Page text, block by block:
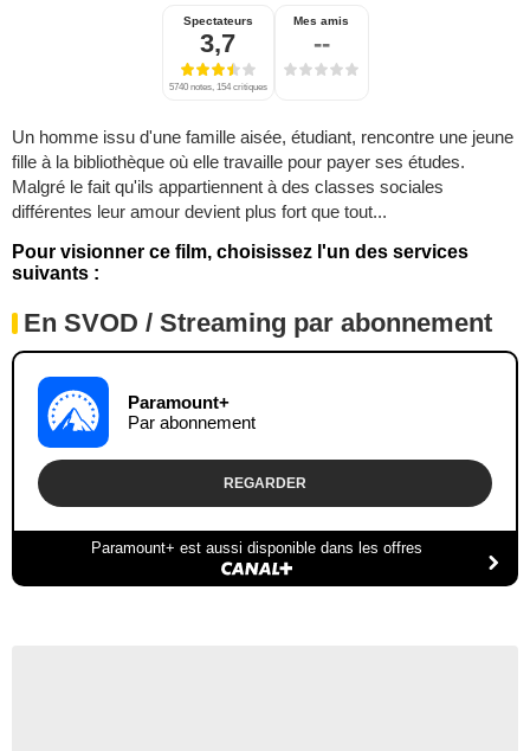
Spectateurs
3,7
5740 notes, 154 critiques
Mes amis
--
Un homme issu d'une famille aisée, étudiant, rencontre une jeune
fille à la bibliothèque où elle travaille pour payer ses études.
Malgré le fait qu'ils appartiennent à des classes sociales
différentes leur amour devient plus fort que tout...
Pour visionner ce film, choisissez l'un des services
suivants :
En SVOD / Streaming par abonnement
Paramount+
Par abonnement
REGARDER
Paramount+ est aussi disponible dans les offres